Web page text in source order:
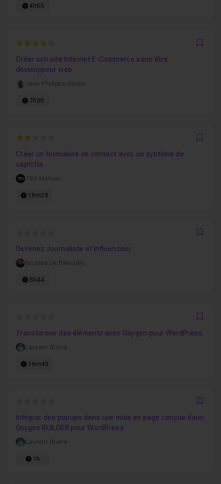
4h55
4
Créer son site Internet E-Commerce sans être
développeur web
Jean Philippe Parein
7h30
2
Créer un formulaire de contact avec un système de
captcha
79d Mahieu
18m28
Devenez Journaliste et Influenceur
Nicolas De Beaulieu
5h44
Transformer des éléments avec Oxygen pour WordPress
Laurent Briere
16m40
Intégrer des popups dans une mise en page conçue dans
Oxygen BUILDER pour WordPress
Laurent Briere
1h